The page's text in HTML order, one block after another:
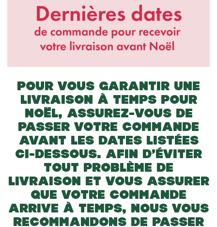
POUR VOUS GARANTIR UNE
LIVRAISON À TEMPS POUR
NOËL, ASSUREZ-VOUS DE
PASSER VOTRE COMMANDE
AVANT LES DATES LISTÉES
CI-DESSOUS. AFIN D’ÉVITER
TOUT PROBLÈME DE
LIVRAISON ET VOUS ASSURER
QUE VOTRE COMMANDE
ARRIVE À TEMPS, NOUS VOUS
RECOMMANDONS DE PASSER